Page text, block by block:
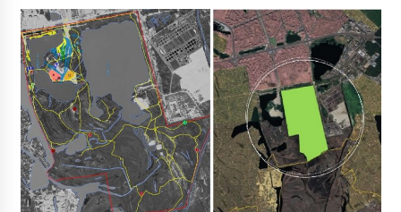
Топ-5 сучасних моделей кондиціонерів
2 роки ago